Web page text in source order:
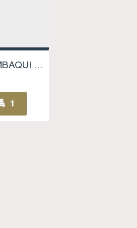
SÍTIO/CASA COM AÇUDE NO SAMBAQUI - IMBITUBA SC
1